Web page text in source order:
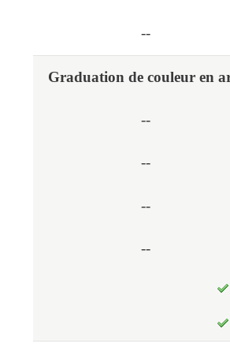
--
Graduation de couleur en
--
--
--
--